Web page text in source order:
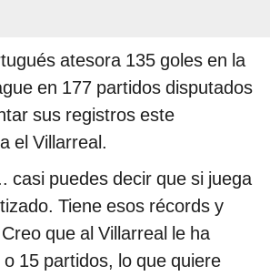
atesora 135 goles en la
en 177 partidos disputados
sus registros este
el Villarreal.
casi puedes decir que si juega
Tiene esos récords y
que al Villarreal le ha
15 partidos, lo que quiere